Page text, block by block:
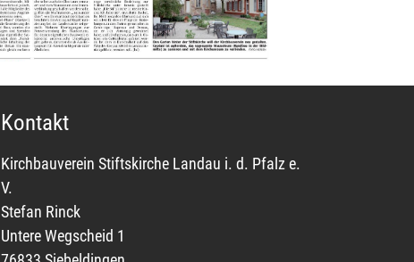
Kontakt
Kirchbauverein Stiftskirche Landau i. d. Pfalz e.
V.
Stefan Rinck
Untere Wegscheid 1